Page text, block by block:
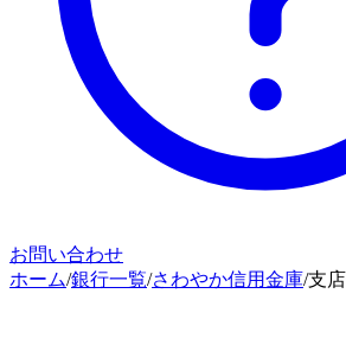
お問い合わせ
ホーム/銀行一覧/さわやか信用金庫/支